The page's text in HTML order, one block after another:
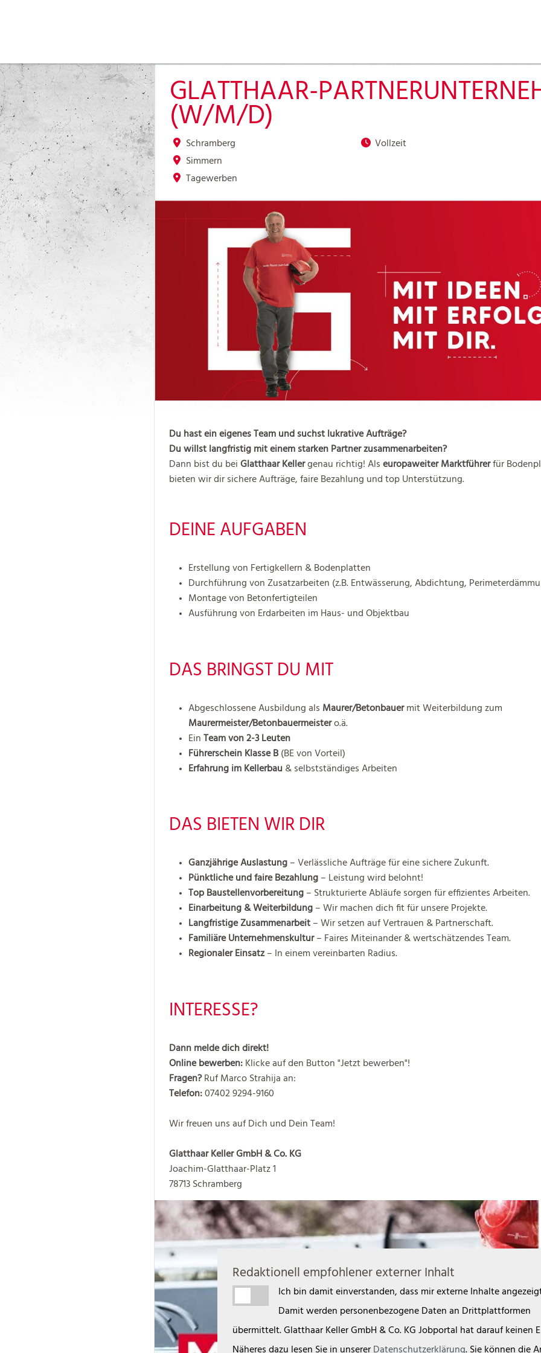
GLATTHAAR-
(W/M/D)
Schramberg
Simmern
Tagewerben
Vollzeit
Du hast ein eigenes Team und suchst lukrative Aufträge?
Du willst langfristig mit einem starken Partner zusammenarbeiten?
Dann bist du bei Glatthaar Kellergenau richtig! Als europaweiter Marktführerfür
bieten wir dir sichere Aufträge, faire Bezahlung und top Unterstützung.
DEINE AUFGABEN
Erstellung von Fertigkellern & Bodenplatten
Durchführung von Zusatzarbeiten (z.B. Entwässerung, Abdichtung,
Montage von Betonfertigteilen
Ausführung von Erdarbeiten im Haus- und Objektbau
DAS BRINGST DU MIT
Abgeschlossene Ausbildung als Maurer/Betonbauermit Weiterbildung zum
Maurermeister/Betonbauermeistero.ä.
Ein Team von 2-3 Leuten
Führerschein Klasse B (BE von Vorteil)
Erfahrung im Kellerbau & selbstständiges Arbeiten
DAS BIETEN WIR DIR
Ganzjährige Auslastung – Verlässliche Aufträge für eine sichere Zukunft.
Pünktliche und faire Bezahlung – Leistung wird belohnt!
Top Baustellenvorbereitung – Strukturierte Abläufe sorgen für effizientes Arbeiten.
Einarbeitung & Weiterbildung – Wir machen dich fit für unsere Projekte.
Langfristige Zusammenarbeit – Wir setzen auf Vertrauen & Partnerschaft.
Familiäre Unternehmenskultur– Faires Miteinander & wertschätzendes Team.
Regionaler Einsatz– In einem vereinbarten Radius.
INTERESSE?
Dann melde dich direkt!
Online bewerben: Klicke auf den Button "Jetzt bewerben"!
Fragen?Ruf Marco Strahija an:
Telefon: 07402 9294-9160
Wir freuen uns auf Dich und Dein Team!
Glatthaar Keller GmbH & Co. KG
Joachim-Glatthaar-Platz 1
78713 Schramberg
Redaktionell empfohlener externer Inhalt
Ich bin damit einverstanden, dass mir externe Inhalte
Damit werden personenbezogene Daten an Drittplattformen
übermittelt. Glatthaar Keller GmbH & Co. KG Jobportal hat darauf keinen
Näheres dazu lesen Sie in unserer Datenschutzerklärung. Sie können die